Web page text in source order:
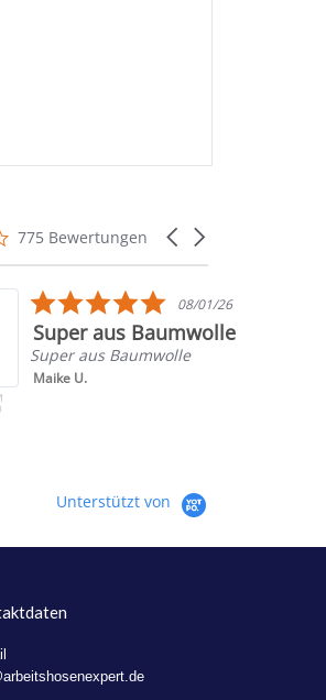
Carousel
4.7
rating
775 Bewertungen
5.0
star
rating
08/01/26
Super aus Baumwolle
Super aus Baumwolle
Maike U.
Unterstützt von